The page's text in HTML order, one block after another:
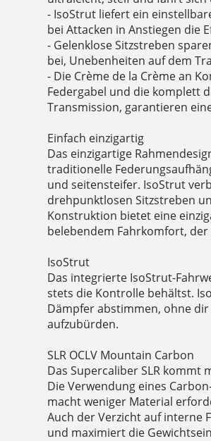
- IsoStrut liefert ein
bei Attacken in Anstiegen die
- Gelenklose Sitzstreben
bei, Unebenheiten auf dem
- Die Crème de la Crème an
Federgabel und die komplett
Transmission, garantieren
Einfach einzigartig
Das einzigartige
traditionelle
und seitensteifer. IsoStrut
drehpunktlosen Sitzstreben
Konstruktion bietet eine
belebendem Fahrkomfort,
IsoStrut
Das integrierte IsoStrut-
stets die Kontrolle behältst.
Dämpfer abstimmen, ohne
aufzubürden.
SLR OCLV Mountain Carbon
Das Supercaliber SLR kommt
Die Verwendung eines
macht weniger Material
Auch der Verzicht auf interne
und maximiert die